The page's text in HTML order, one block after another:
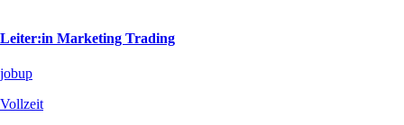
Leiter:in Marketing Trading
jobup
Vollzeit